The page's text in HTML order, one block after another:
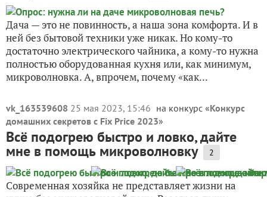
Дача — это не повинность, а наша зона комфорта. И в
ней без бытовой техники уже никак. Но кому-то
достаточно электрического чайника, а кому-то нужна
полностью оборудованная кухня или, как минимум,
микроволновка. А, впрочем, почему «как...
vk_163539608 25 мая 2023, 15:46 на конкурс «Конкурс
домашних секретов с Fix Price 2023»
Всё подогрею быстро и ловко, дайте
мне в помощь микроволновку 2
Современная хозяйка не представляет жизни на